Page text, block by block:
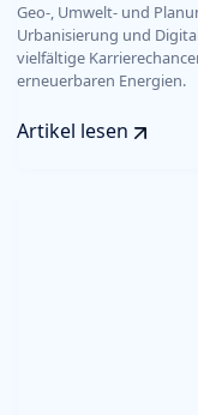
Geo-, Umwelt- und
Urbanisierung und
vielfältige
erneuerbaren Energien.
Artikel lesen